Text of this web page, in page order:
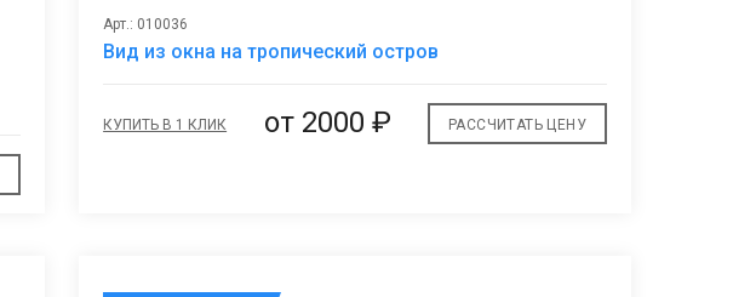
избранное
Арт.: 010036
Вид из окна на тропический остров
КУПИТЬ В 1 КЛИК от 2000 ₽ РАССЧИТАТЬ ЦЕНУ